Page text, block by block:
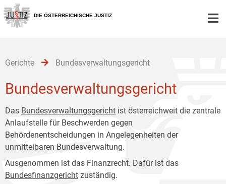
Zur
Hauptnavigation
[1]
Zum
Inhalt
[2]
Zum
Untermenü
[3]
DIE ÖSTERREICHISCHE JUSTIZ
Gerichte Bundesverwaltungsgericht
Bundesverwaltungsgericht
Das Bundesverwaltungsgericht ist österreichweit die zentrale
Anlaufstelle für Beschwerden gegen
Behördenentscheidungen in Angelegenheiten der
unmittelbaren Bundesverwaltung.
Ausgenommen ist das Finanzrecht. Dafür ist das
Bundesfinanzgericht zuständig.